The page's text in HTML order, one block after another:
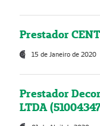
Prestador
15 de Janeiro de 2020
Prestador
LTDA